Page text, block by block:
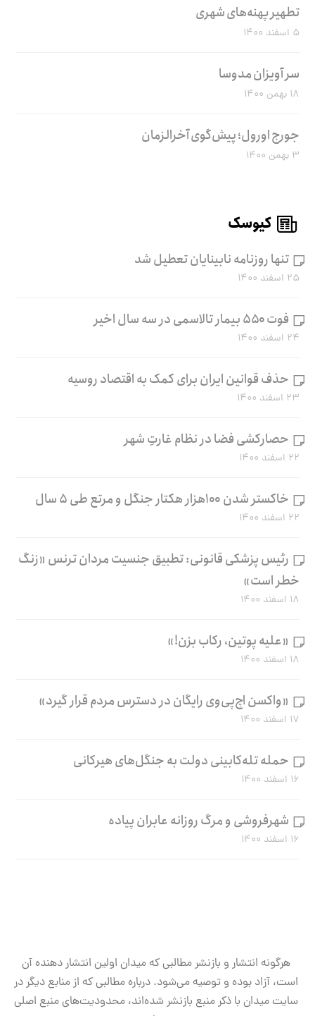
تطهیر پهنه‌های شهری
۵ اسفند ۱۴۰۰
سر آویزان مدوسا
۱۸ بهمن ۱۴۰۰
جورج اورول؛ پیش‌گوی آخرالزمان
۳ بهمن ۱۴۰۰
کیوسک
تنها روزنامه نابینایان تعطیل شد
۲۵ اسفند ۱۴۰۰
فوت ۵۵۰ بیمار تالاسمی در سه سال اخیر
۲۴ اسفند ۱۴۰۰
حذف قوانین ایران برای کمک به اقتصاد روسیه
۲۳ اسفند ۱۴۰۰
حصارکشی فضا در نظام غارتِ شهر
۲۲ اسفند ۱۴۰۰
خاکستر شدن ۱۰۰هزار هکتار جنگل و مرتع طی ۵ سال
۲۲ اسفند ۱۴۰۰
رئیس پزشکی قانونی: تطبیق جنسیت مردان ترنس «زنگ
خطر است»
۱۸ اسفند ۱۴۰۰
«علیه پوتین، رکاب بزن!»
۱۸ اسفند ۱۴۰۰
«واکسن اچ‌پی‌وی رایگان در دسترس مردم قرار گیرد»
۱۷ اسفند ۱۴۰۰
حمله تله‌کابینی دولت به جنگل‌های هیرکانی
۱۶ اسفند ۱۴۰۰
شهرفروشی و مرگ روزانه عابران پیاده
۱۶ اسفند ۱۴۰۰
هرگونه انتشار و بازنشر مطالبی که میدان اولین انتشار دهنده آن
است، آزاد بوده و توصیه می‌شود. درباره مطالبی که از منابع دیگر در
سایت میدان با ذکر منبع بازنشر شده‌اند، محدودیت‌های منبع اصلی